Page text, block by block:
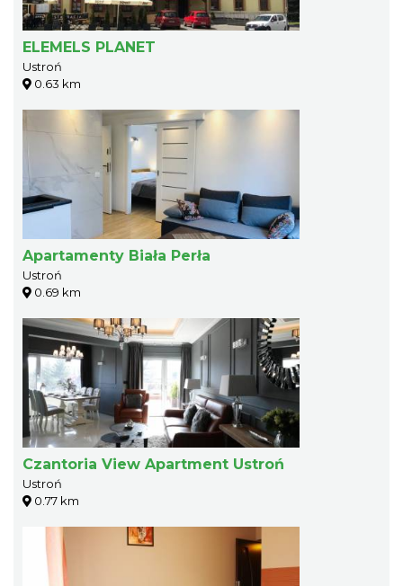
ELEMELS PLANET
Ustroń
0.63 km
Apartamenty Biała Perła
Ustroń
0.69 km
Czantoria View Apartment Ustroń
Ustroń
0.77 km